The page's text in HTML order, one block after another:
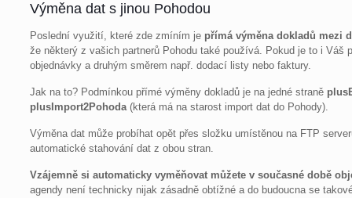
Výměna dat s jinou Pohodou
Poslední využití, které zde zmíním je přímá výměna dokladů mezi
že některý z vašich partnerů Pohodu také používá. Pokud je to i Váš
objednávky a druhým směrem např. dodací listy nebo faktury.
Jak na to? Podmínkou přímé výměny dokladů je na jedné straně
plusImport2Pohoda(která má na starost import dat do Pohody).
Výměna dat může probíhat opět přes složku umístěnou na FTP
automatické stahování dat z obou stran.
Vzájemně si automaticky vyměňovat můžete v současné době
agendy není technicky nijak zásadně obtížné a do budoucna se